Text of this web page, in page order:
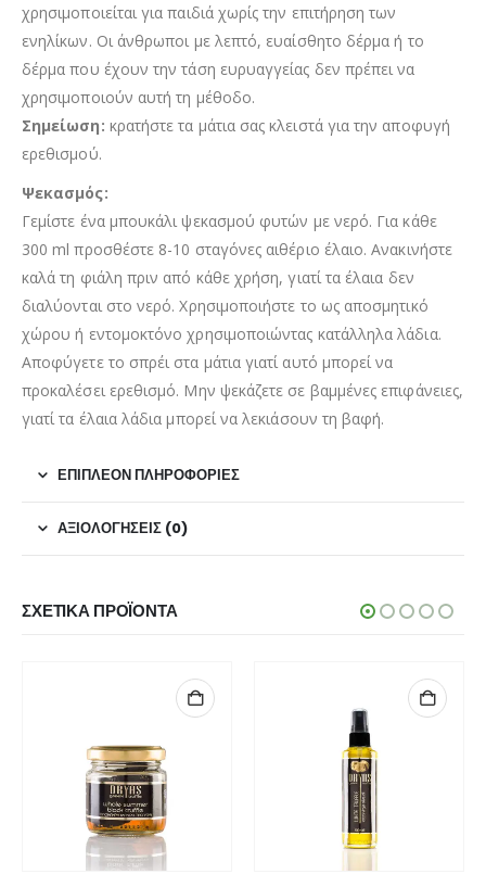
χρησιμοποιείται για παιδιά χωρίς την επιτήρηση των
ενηλίκων. Οι άνθρωποι με λεπτό, ευαίσθητο δέρμα ή το
δέρμα που έχουν την τάση ευρυαγγείας δεν πρέπει να
χρησιμοποιούν αυτή τη μέθοδο.
Σημείωση: κρατήστε τα μάτια σας κλειστά για την αποφυγή
ερεθισμού.
Ψεκασμός:
Γεμίστε ένα μπουκάλι ψεκασμού φυτών με νερό. Για κάθε
300 ml προσθέστε 8-10 σταγόνες αιθέριο έλαιο. Ανακινήστε
καλά τη φιάλη πριν από κάθε χρήση, γιατί τα έλαια δεν
διαλύονται στο νερό. Χρησιμοποιήστε το ως αποσμητικό
χώρου ή εντομοκτόνο χρησιμοποιώντας κατάλληλα λάδια.
Αποφύγετε το σπρέι στα μάτια γιατί αυτό μπορεί να
προκαλέσει ερεθισμό. Μην ψεκάζετε σε βαμμένες επιφάνειες,
γιατί τα έλαια λάδια μπορεί να λεκιάσουν τη βαφή.
ΕΠΙΠΛΈΟΝ ΠΛΗΡΟΦΟΡΊΕΣ
ΑΞΙΟΛΟΓΉΣΕΙΣ (0)
ΣΧΕΤΙΚΆ ΠΡΟΪΌΝΤΑ